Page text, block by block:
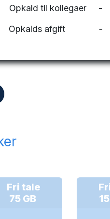
Opkald til kollegaer -
Opkalds afgift -
Fri tale
75 GB